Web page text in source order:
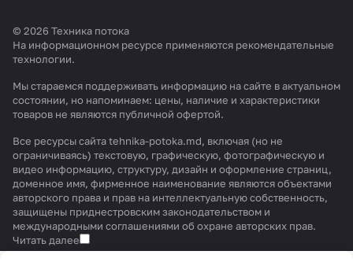
© 2026 Техника потока
На информационном ресурсе применяются рекомендательные
технологии.
Мы стараемся поддерживать информацию на сайте в актуальном
состоянии, но напоминаем: цены, наличие и характеристики
товаров не являются публичной офертой.
Все ресурсы сайта tehnika-potoka.md, включая (но не
ограничиваясь) текстовую, графическую, фотографическую и
видео информацию, структуру, дизайн и оформление страниц,
доменное имя, фирменное наименование являются объектами
авторского права и прав на интеллектуальную собственность,
защищены приднестровским законодательством и
международными соглашениями об охране авторских прав.
Читать далее